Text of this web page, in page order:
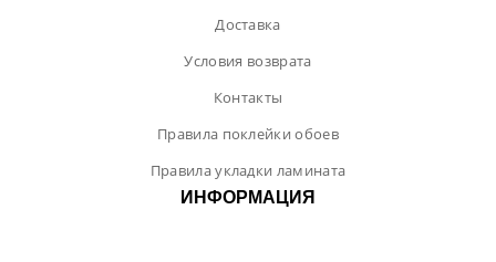
Доставка
Условия возврата
Контакты
Правила поклейки обоев
Правила укладки ламината
ИНФОРМАЦИЯ